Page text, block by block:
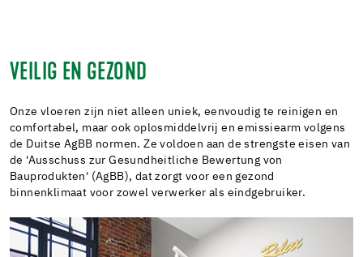
VEILIG EN GEZOND
Onze vloeren zijn niet alleen uniek, eenvoudig te reinigen en
comfortabel, maar ook oplosmiddelvrij en emissiearm volgens
de Duitse AgBB normen. Ze voldoen aan de strengste eisen van
de 'Ausschuss zur Gesundheitliche Bewertung von
Bauprodukten' (AgBB), dat zorgt voor een gezond
binnenklimaat voor zowel verwerker als eindgebruiker.